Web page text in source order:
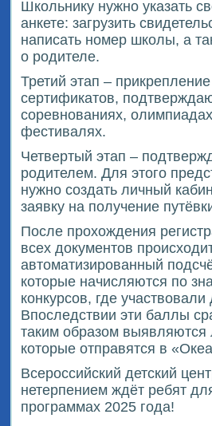
Школьнику нужно указать
анкете: загрузить
написать номер школы, а
о родителе.
Третий этап –
сертификатов,
соревнованиях,
фестивалях.
Четвертый этап –
родителем. Для этого
нужно создать личный
заявку на получение
После прохождения
всех документов
автоматизированный
которые начисляются по
конкурсов, где участвовали
Впоследствии эти баллы
таким образом выявляются
которые отправятся в
Всероссийский детский
нетерпением ждёт ребят
программах 2025 года!